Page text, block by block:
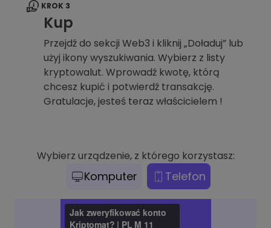
KROK 3
Kup
Przejdź do sekcji Web3 i kliknij „Doładuj” lub
użyj ikony wyszukiwania. Wybierz z listy
kryptowalut. Wprowadź kwotę, którą
chcesz kupić i potwierdź transakcję.
Gratulacje, jesteś teraz właścicielem !
Wybierz urządzenie, z którego korzystasz:
Komputer Telefon